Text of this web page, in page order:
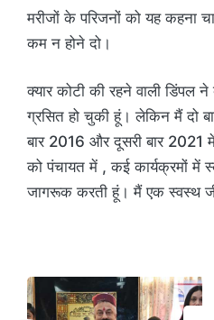
मरीजों के परिजनों को यह कहना
कम न होने दो।
क्यार कोटी की रहने वाली डिंपल ने
ग्रसित हो चुकी हूं। लेकिन मैं दो
बार 2016 और दूसरी बार 2021 में
को पंचायत में , कई कार्यक्रमों में
जागरूक करती हूं। मैं एक स्वस्थ